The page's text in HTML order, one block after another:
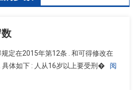
定在2015年第12条 . 和可得修改在
具体如下 : 人从16岁以上要受刑�
阅